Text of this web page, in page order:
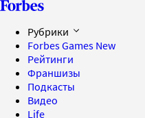
Рубрики
Forbes Games New
Рейтинги
Франшизы
Подкасты
Видео
Life